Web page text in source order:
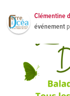
Clémentine
événement